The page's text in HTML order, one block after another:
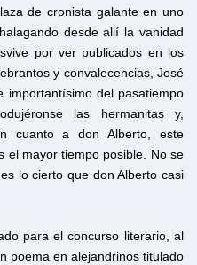
de cronista galante en uno
desde allí la vanidad
por ver publicados en los
y convalecencias, José
importantísimo del pasatiempo
las hermanitas y,
cuanto a don Alberto, este
el mayor tiempo posible. No se
lo cierto que don Alberto casi
para el concurso literario, al
poema en alejandrinos titulado